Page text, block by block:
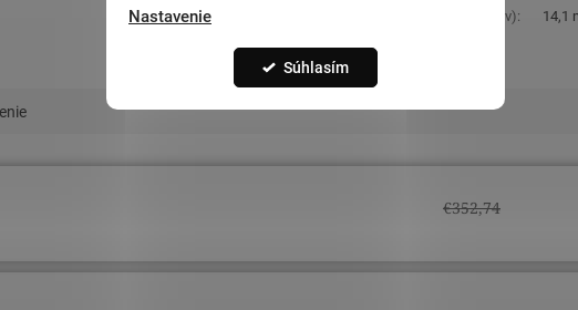
Nastavenie
Súhlasím
Rozmery ozdobnej časti (š x v): 14,1
€352,74